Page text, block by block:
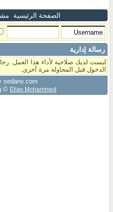
الصفحة الرئيسية
رسالة إدارية
ليست لديك صلاحية لأداء هذا العمل.
الدخول قبل المحاولة مرة أخرى.
sedany.com
© Elias Mohammed